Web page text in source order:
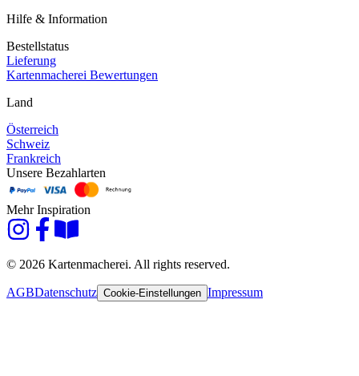
Hilfe & Information
Bestellstatus
Lieferung
Kartenmacherei Bewertungen
Land
Österreich
Schweiz
Frankreich
Unsere Bezahlarten
Mehr Inspiration
© 2026 Kartenmacherei. All rights reserved.
AGBDatenschutz Cookie-Einstellungen Impressum